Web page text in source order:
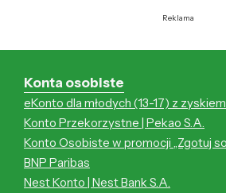
Reklama
Konta osobiste
eKonto dla młodych (13-17) z
Konto Przekorzystne | Pekao S.A.
Konto Osobiste w promocji „Zgotuj
BNP Paribas
Nest Konto | Nest Bank S.A.